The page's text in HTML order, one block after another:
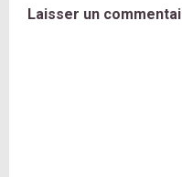
Laisser un